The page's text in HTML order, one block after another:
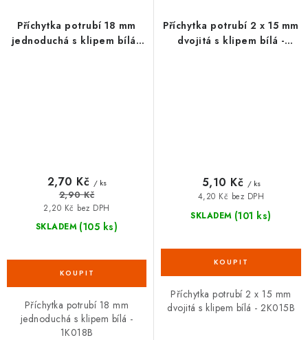
Příchytka potrubí 18 mm
jednoduchá s klipem bílá -
SKLADEM (105 ks)
2,20 Kč bez DPH
2,70 Kč / ks
2,90 Kč
Příchytka potrubí 18 mm
jednoduchá s klipem bílá -
1K018B
Příchytka potrubí 2 x 15 mm
dvojitá s klipem bílá -
SKLADEM (101 ks)
4,20 Kč bez DPH
5,10 Kč / ks
Příchytka potrubí 2 x 15 mm
dvojitá s klipem bílá - 2K015B